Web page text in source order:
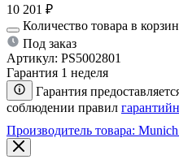
10 201 ₽
Количество товара в
Под заказ
Артикул: PS5002801
Гарантия 1 неделя
Гарантия
соблюдении правил
Производитель товара: Munich